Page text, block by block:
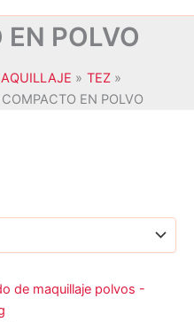
POLVO
TEZ
COMPACTO EN POLVO